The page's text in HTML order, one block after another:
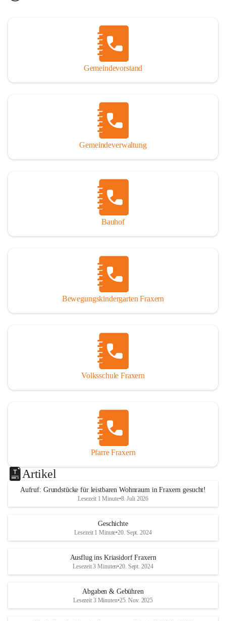
Gemeindevorstand
Gemeindeverwaltung
Bauhof
Bewegungskindergarten Fraxern
Volksschule Fraxern
Pfarre Fraxern
Artikel
Aufruf: Grundstücke für leistbaren Wohnraum in Fraxern gesucht!
Lesezeit 1 Minute•8. Juli 2026
Geschichte
Lesezeit 1 Minute•20. Sept. 2024
Ausflug ins Kriasidorf Fraxern
Lesezeit 3 Minuten•20. Sept. 2024
Abgaben & Gebühren
Lesezeit 3 Minuten•25. Nov. 2025